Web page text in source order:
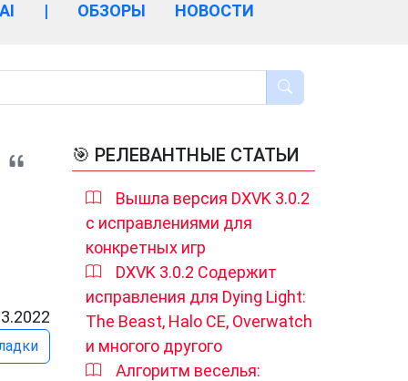
AI | ОБЗОРЫ НОВОСТИ
🎯 РЕЛЕВАНТНЫЕ СТАТЬИ
Вышла версия DXVK 3.0.2
с исправлениями для
конкретных игр
DXVK 3.0.2 Содержит
исправления для Dying Light:
The Beast, Halo CE, Overwatch
и многого другого
Алгоритм веселья: